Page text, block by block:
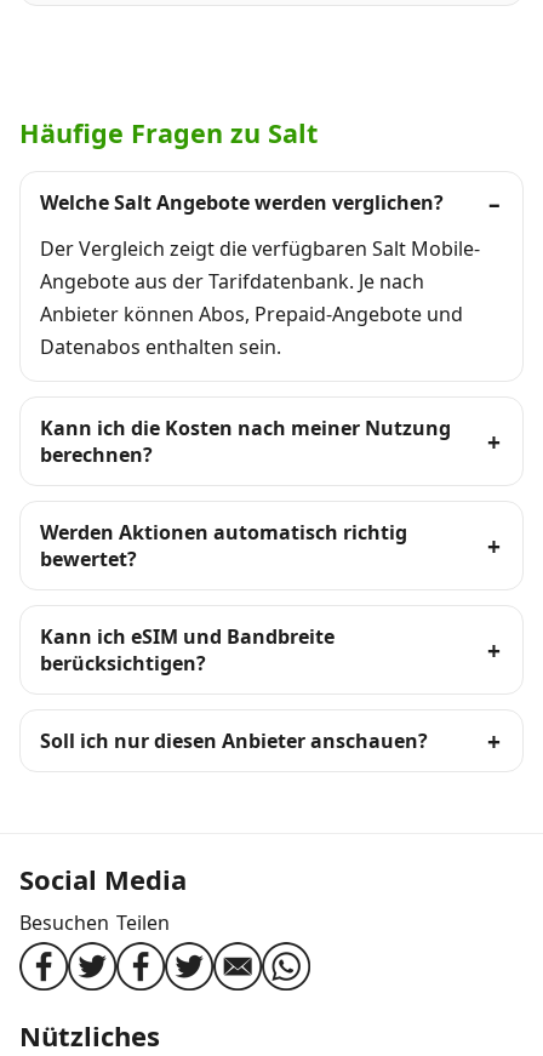
Häufige Fragen zu Salt
Welche Salt Angebote werden verglichen?
Der Vergleich zeigt die verfügbaren Salt Mobile-
Angebote aus der Tarifdatenbank. Je nach
Anbieter können Abos, Prepaid-Angebote und
Datenabos enthalten sein.
Kann ich die Kosten nach meiner Nutzung
berechnen?
Werden Aktionen automatisch richtig
bewertet?
Kann ich eSIM und Bandbreite
berücksichtigen?
Soll ich nur diesen Anbieter anschauen?
Social Media
Besuchen Teilen
Nützliches